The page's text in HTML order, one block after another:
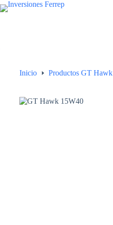
Saltar
al
Inicio Productos GT Hawk